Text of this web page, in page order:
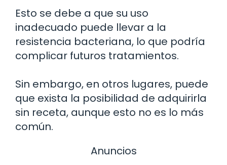
Esto se debe a que su uso
inadecuado puede llevar a la
resistencia bacteriana, lo que podría
complicar futuros tratamientos.
Sin embargo, en otros lugares, puede
que exista la posibilidad de adquirirla
sin receta, aunque esto no es lo más
común.
Anuncios